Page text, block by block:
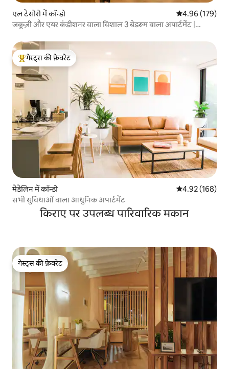
एल टेसोरो में कॉन्डो औसत रेटिंग 5 में से
4.96 (179)
जकूज़ी और एयर कंडीशनर वाला विशाल 3 बेडरूम वाला अपार्टमेंट |
गेस्ट्स का टॉप फ़ेवरेट
गेस्ट्स की फ़ेवरेट
मेडेलिन में कॉन्डो औसत रेटिंग 5 में से
4.92 (168)
सभी सुविधाओं वाला आधुनिक अपार्टमेंट
किराए पर उपलब्ध पारिवारिक मकान
गेस्ट्स की फ़ेवरेट
गेस्ट्स की फ़ेवरेट